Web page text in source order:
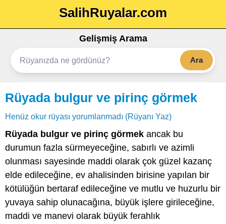
SalihRuyalar.com
Gelişmiş Arama
Ara
Rüyada bulgur ve pirinç görmek
Henüz okur rüyası yorumlanmadı (Rüyanı Yaz)
Rüyada bulgur ve pirinç görmek ancak bu
durumun fazla sürmeyeceğine, sabırlı ve azimli
olunması sayesinde maddi olarak çok güzel kazanç
elde edileceğine, ev ahalisinden birisine yapılan bir
kötülüğün bertaraf edileceğine ve mutlu ve huzurlu bir
yuvaya sahip olunacağına, büyük işlere girileceğine,
maddi ve manevi olarak büyük ferahlık